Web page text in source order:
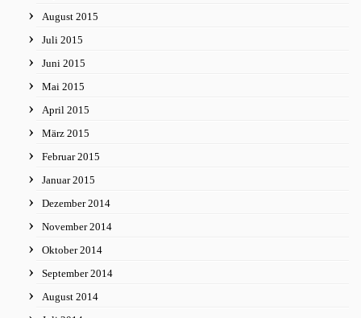
August 2015
Juli 2015
Juni 2015
Mai 2015
April 2015
März 2015
Februar 2015
Januar 2015
Dezember 2014
November 2014
Oktober 2014
September 2014
August 2014